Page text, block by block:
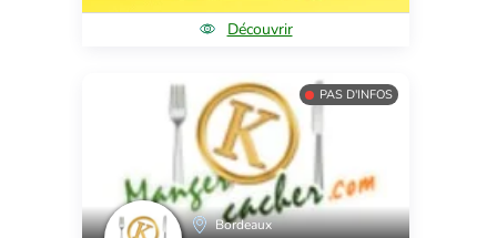
Découvrir
PAS D'INFOS
Bordeaux